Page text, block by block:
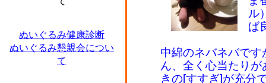
ぬいぐるみ健康診断
ぬいぐるみ懇親会につい
て
ル
ば
中綿のネバネバで
ん、全く心当たり
きの[すすぎ]が充分